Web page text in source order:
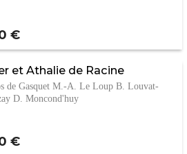
€
et Athalie de Racine
de Gasquet M.-A. Le Loup B. Louvat-
D. Moncond'huy
€